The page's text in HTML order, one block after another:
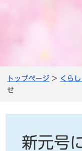
トップページ > くら
せ
新元号